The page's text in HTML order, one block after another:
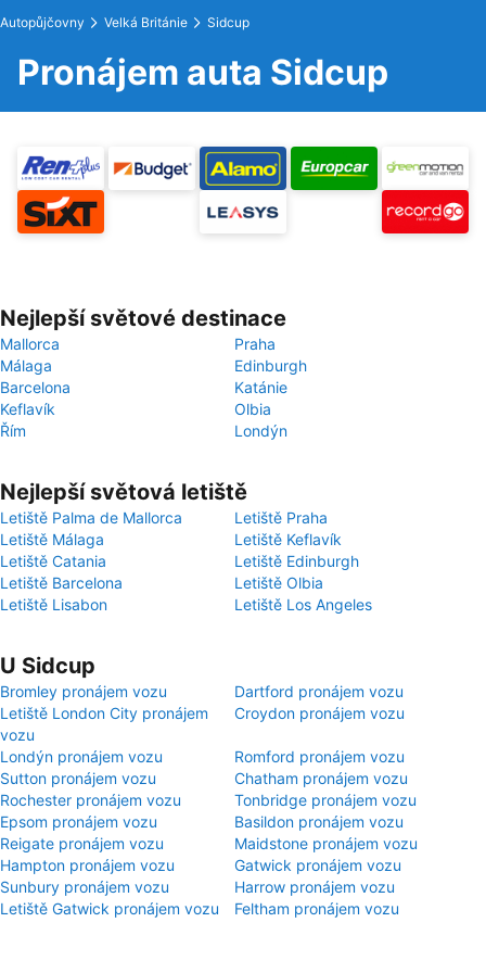
Autopůjčovny Velká Británie Sidcup
Pronájem auta Sidcup
Nejlepší světové destinace
Mallorca
Praha
Málaga
Edinburgh
Barcelona
Katánie
Keflavík
Olbia
Řím
Londýn
Nejlepší světová letiště
Letiště Palma de Mallorca
Letiště Praha
Letiště Málaga
Letiště Keflavík
Letiště Catania
Letiště Edinburgh
Letiště Barcelona
Letiště Olbia
Letiště Lisabon
Letiště Los Angeles
U Sidcup
Bromley pronájem vozu
Dartford pronájem vozu
Letiště London City pronájem
vozu
Croydon pronájem vozu
Londýn pronájem vozu
Romford pronájem vozu
Sutton pronájem vozu
Chatham pronájem vozu
Rochester pronájem vozu
Tonbridge pronájem vozu
Epsom pronájem vozu
Basildon pronájem vozu
Reigate pronájem vozu
Maidstone pronájem vozu
Hampton pronájem vozu
Gatwick pronájem vozu
Sunbury pronájem vozu
Harrow pronájem vozu
Letiště Gatwick pronájem vozu
Feltham pronájem vozu